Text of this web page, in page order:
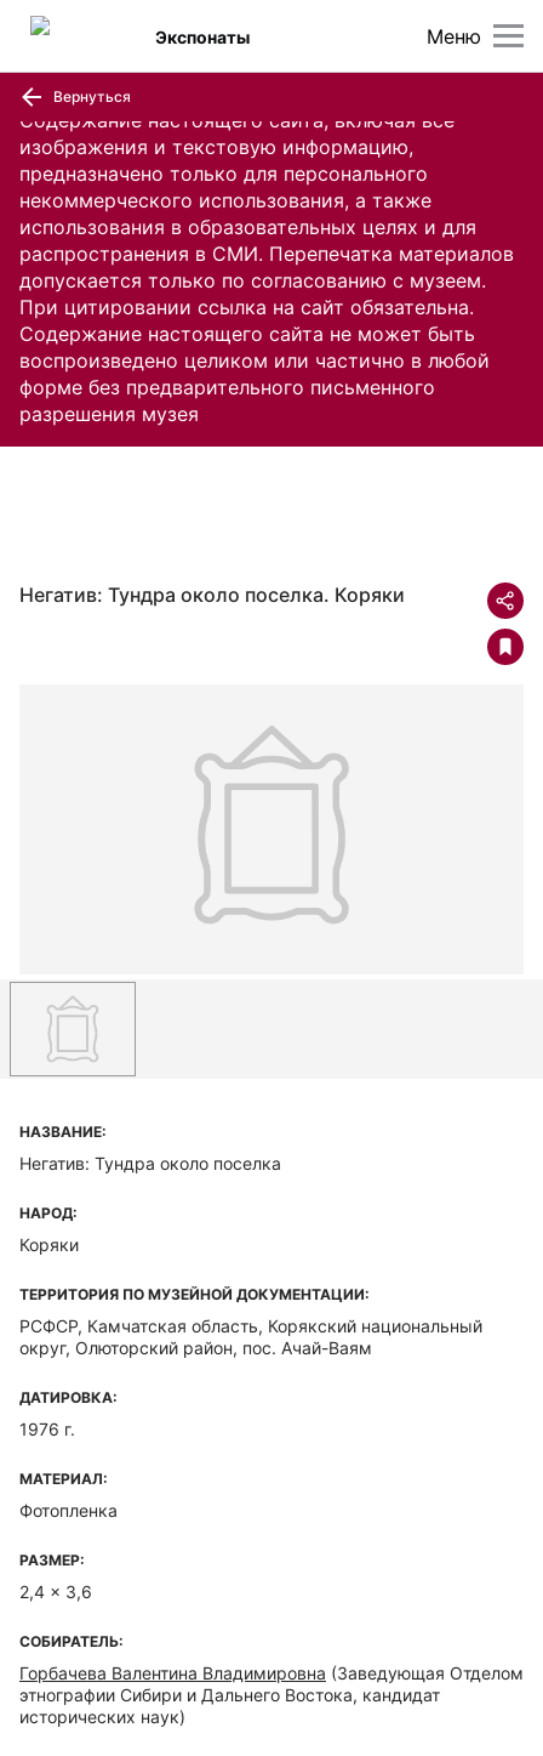
Содержание настоящего сайта, включая все
изображения и текстовую информацию,
предназначено только для персонального
некоммерческого использования, а также
использования в образовательных целях и для
распространения в СМИ. Перепечатка материалов
допускается только по согласованию с музеем.
При цитировании ссылка на сайт обязательна.
Содержание настоящего сайта не может быть
воспроизведено целиком или частично в любой
форме без предварительного письменного
разрешения музея
Меню
Экспонаты
Вернуться
Негатив: Тундра около поселка. Коряки
НАЗВАНИЕ:
Негатив: Тундра около поселка
НАРОД:
Коряки
ТЕРРИТОРИЯ ПО МУЗЕЙНОЙ ДОКУМЕНТАЦИИ:
РСФСР, Камчатская область, Корякский национальный
округ, Олюторский район, пос. Ачай-Ваям
ДАТИРОВКА:
1976 г.
МАТЕРИАЛ:
Фотопленка
РАЗМЕР:
2,4 x 3,6
СОБИРАТЕЛЬ:
Горбачева Валентина Владимировна (Заведующая Отделом
этнографии Сибири и Дальнего Востока, кандидат
исторических наук)